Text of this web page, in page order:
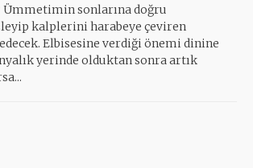
Ümmetimin sonlarına doğru
kalplerini harabeye çeviren
Elbisesine verdiği önemi dinine
yerinde olduktan sonra artık